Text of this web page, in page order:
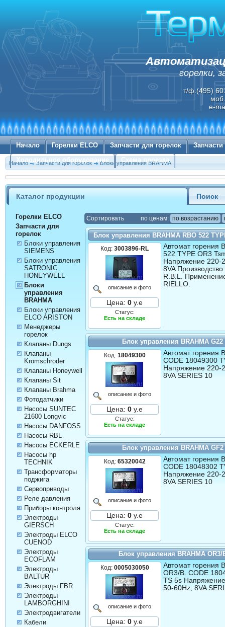
горелки,
т/ф.(495)
e-
Начало Горелки ELCO Запчасти для горелок
Холодильное оборудование
Схема проезда
Начало Запчасти для горелок Блоки управления BRAHMA
Каталог продукции Поиск
Горелки ELCO
Запчасти для
горелок
Блоки управления
SIEMENS
Блоки управления
SATRONIC
HONEYWELL
Блоки
управления
BRAHMA
Блоки управления
ELCO ARISTON
Менеджеры
горелок
Клапаны Dungs
Клапаны
Kromschroder
Клапаны Honeywell
Клапаны Sit
Клапаны Brahma
Фотодатчики
Насосы SUNTEC
21600 Longvic
Насосы DANFOSS
Насосы RBL
Насосы ECKERLE
Насосы hp
TECHNIK
Трансформаторы
поджига
Сервоприводы
Реле давления
Приборы контроля
Электроды
GIERSCH
Электроды ELCO
CUENOD
Электроды
ECOFLAM
Электроды
BALTUR
Электроды FBR
Электроды
LAMBORGHINI
Электродвигатели
Кабели
Cортировать по ценам: по возрастанию
Блок управления BRAHMA RBO 522
Код:3003896-RL
описание и фото
Цена: 0 у.е
Статус:
Есть на складе
Автомат горения
522 TYPE OR3
Напряжение 220-
8VA
R.B.L.
RIELLO.
Блок управления BRAHMA G22
Код: 18049300
описание и фото
Цена: 0 у.е
Статус:
Есть на складе
Автомат горения
CODE 18049300
Напряжение 220-
8VA SERIES 10
Блок управления BRAHMA GF2
Код: 65320042
описание и фото
Цена: 0 у.е
Статус:
Есть на складе
Автомат горения
CODE 18048302
Напряжение 220-
8VA SERIES 10
Блок управления BRAHMA OR3/
Код: 0005030050
описание и фото
Цена: 0 у.е
Автомат горения
OR3/B. CODE
TS 5s
50-60Hz, 8VA